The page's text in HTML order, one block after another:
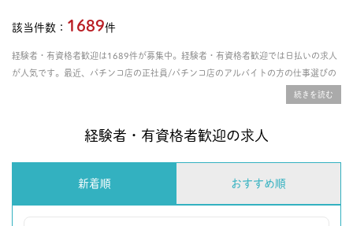
該当件数： 1689件
経験者・有資格者歓迎は1689件が募集中。経験者・有資格者歓迎では日払いの求人
が人気です。最近、パチンコ店の正社員/パチンコ店のアルバイトの方の仕事選びの
傾向としては、資格取得支援あり、年間休日の多さ、残業時間の少なさを重視される
経験者・有資格者歓迎の求人
新着順 おすすめ順